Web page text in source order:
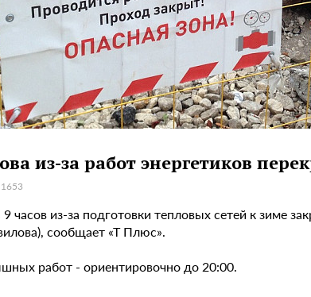
из-за работ энергетиков
1653
9 часов из-за подготовки тепловых сетей к зиме
сообщает «Т Плюс».
работ - ориентировочно до 20:00.